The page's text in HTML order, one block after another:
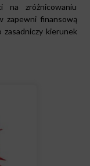
na zróżnicowaniu
zapewni finansową
kierunek